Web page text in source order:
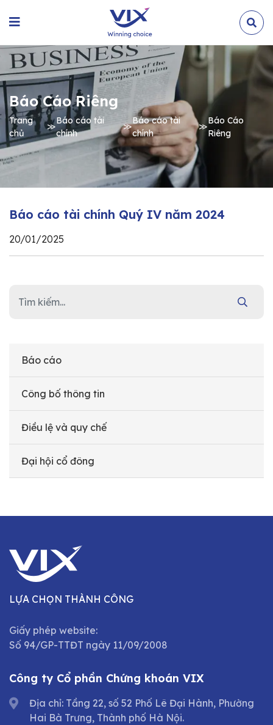
Báo Cáo Riêng
Trang
chủ
≫
Báo cáo tài
chính
≫
Báo cáo tài
chính
≫
Báo Cáo
Riêng
Báo cáo
Công bố thông tin
Điều lệ và quy chế
Đại hội cổ đông
Báo cáo tài chính Quý IV năm 2024
20/01/2025
LỰA CHỌN THÀNH CÔNG
Giấy phép website:
Số 94/GP-TTĐT ngày 11/09/2008
Công ty Cổ phần Chứng khoán VIX
Địa chỉ: Tầng 22, số 52 Phố Lê Đại Hành, Phường
Hai Bà Trưng, Thành phố Hà Nội.